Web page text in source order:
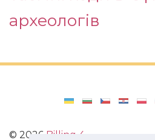
археологів
© 2026 Billing 4